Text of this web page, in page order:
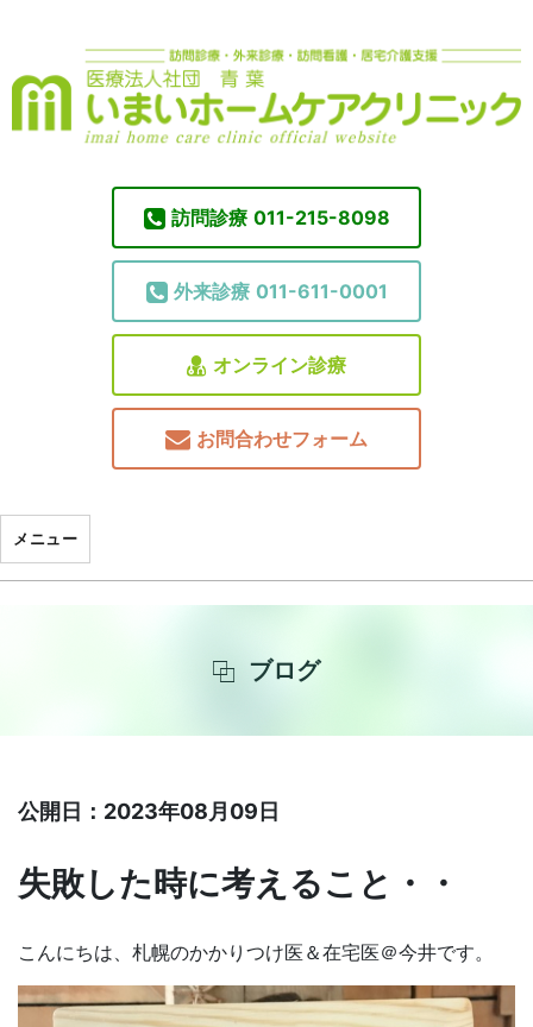
訪問診療 011-215-8098
外来診療 011-611-0001
オンライン診療
お問合わせフォーム
メニュー
ブログ
公開日：2023年08月09日
失敗した時に考えること・・
こんにちは、札幌のかかりつけ医＆在宅医＠今井です。